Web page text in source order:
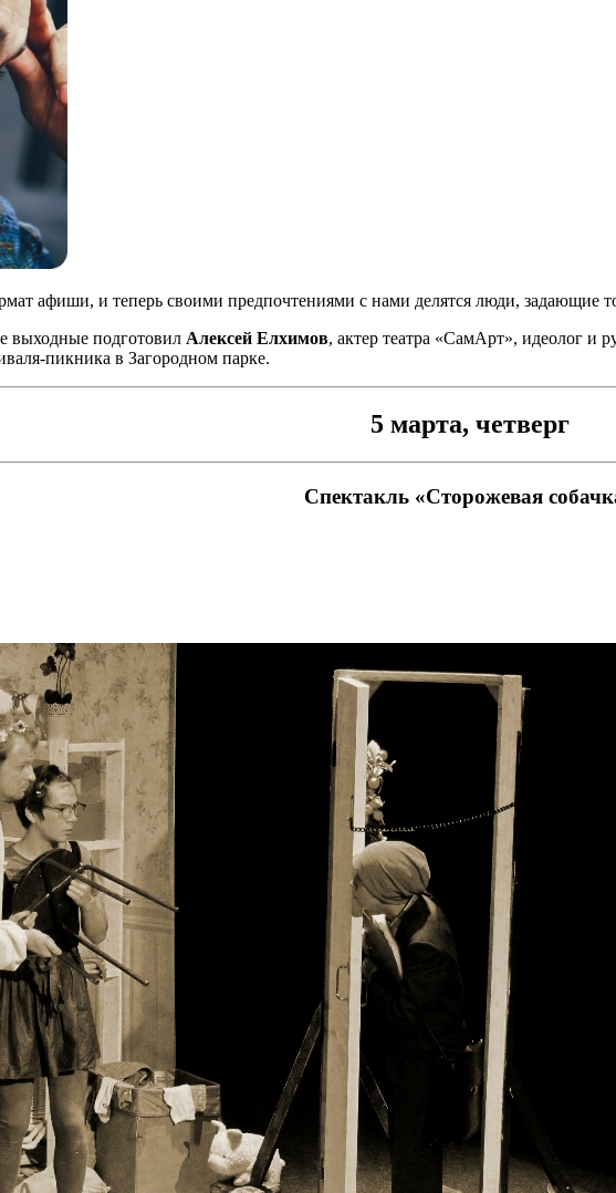
афиши, и теперь своими предпочтениями с нами делятся люди, задающие
подготовил Алексей Елхимов, актер театра «СамАрт», идеолог и
пикника в Загородном парке.
5 марта, четверг
Спектакль «Сторожевая